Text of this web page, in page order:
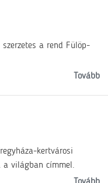
a rend Fülöp-
Tovább
kertvárosi
a világban címmel.